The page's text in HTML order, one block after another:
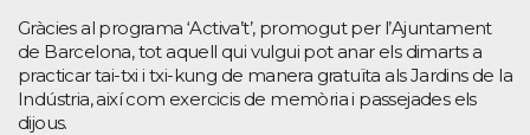
Gràcies al programa ‘Activa’t’, promogut per l’Ajuntament
de Barcelona, tot aquell qui vulgui pot anar els dimarts a
practicar tai-txi i txi-kung de manera gratuïta als Jardins de la
Indústria, així com exercicis de memòria i passejades els
dijous.